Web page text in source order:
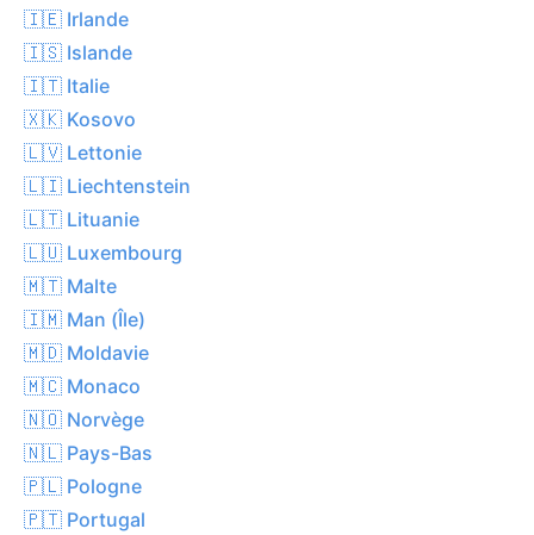
🇮🇪 Irlande
🇮🇸 Islande
🇮🇹 Italie
🇽🇰 Kosovo
🇱🇻 Lettonie
🇱🇮 Liechtenstein
🇱🇹 Lituanie
🇱🇺 Luxembourg
🇲🇹 Malte
🇮🇲 Man (Île)
🇲🇩 Moldavie
🇲🇨 Monaco
🇳🇴 Norvège
🇳🇱 Pays-Bas
🇵🇱 Pologne
🇵🇹 Portugal